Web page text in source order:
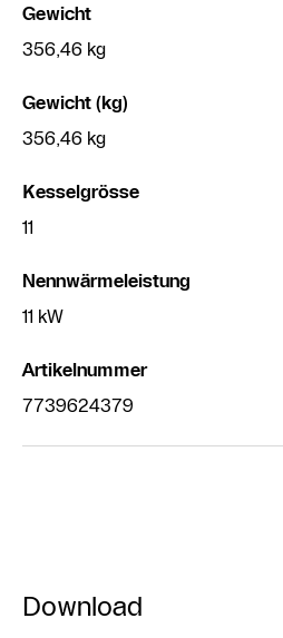
Gewicht
356,46 kg
Gewicht (kg)
356,46 kg
Kesselgrösse
11
Nennwärmeleistung
11 kW
Artikelnummer
7739624379
Download